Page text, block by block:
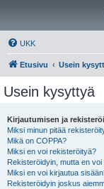
UKK
Etusivu Usein
Usein kysyttyä
Kirjautumisen ja
Miksi minun pitää
Mikä on COPPA?
Miksi en voi rekisteröityä?
Rekisteröidyin, mutta en voi
Miksi en voi kirjautua
Rekisteröidyin joskus